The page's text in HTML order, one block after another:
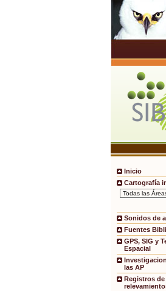
Inicio
Cartografía
Sonidos de
Fuentes
GPS, SIG y
Espacial
las AP
Registros